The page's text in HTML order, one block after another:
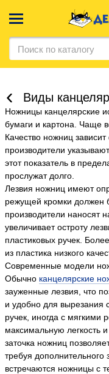
Виды
Ножницы канцелярские
бумаги и картона. Чаще
Качество ножниц зависит
производители
этот показатель в
прослужат долго.
Лезвия ножниц имеют
режущей кромки должен
производители наносят
увеличивает остроту
пластиковых ручек.
из пластика низкого
Современные модели
Обычно канцелярские
зауженные лезвия, что
и удобно для
ручек, иногда с мягкими
максимальную легкость
заточка ножниц
требуя
встречаются ножницы с